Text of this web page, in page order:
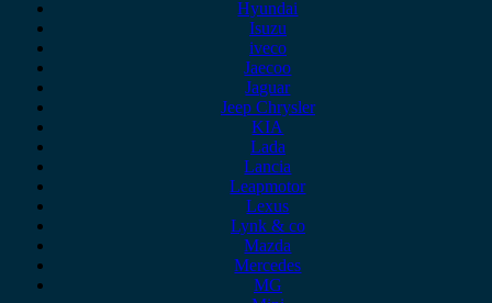
Hyundai
Isuzu
iveco
Jaecoo
Jaguar
Jeep Chrysler
KIA
Lada
Lancia
Leapmotor
Lexus
Lynk & co
Mazda
Mercedes
MG